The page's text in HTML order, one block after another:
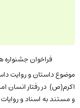
فراخوان جشنواره هشتم
موضوع داستان و روایت
اکرم(ص) در رفتار انسان
و مستند به اسناد و